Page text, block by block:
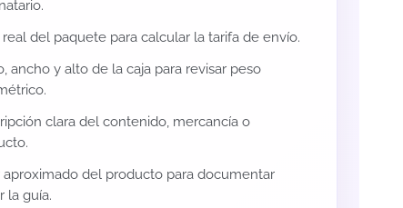
real del paquete para calcular la tarifa de envío.
ancho y alto de la caja para revisar peso
clara del contenido, mercancía o
aproximado del producto para documentar
la guía.